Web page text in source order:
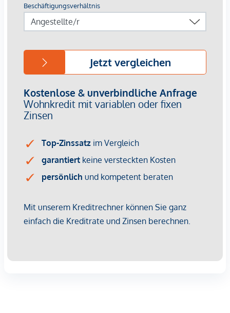
Photovoltaikanlage am Dach
Digitale Gegensprechanlage und
schwarzes Brett über Handyapp
HIGHLIGHTS
1 bis 4 Zimmer mit Wohnflächen von ca. 38 bis 124 m2
Gärten, Balkone, Loggien, Dachterrassen
Ideal für Anleger und Eigennutzer
DGNB Gold Nachhaltigkeits-Vorzertifikat
Lage direkt an der malerischen Donau
Im Mittelpunkt dieses Neubauprojekts stehen die